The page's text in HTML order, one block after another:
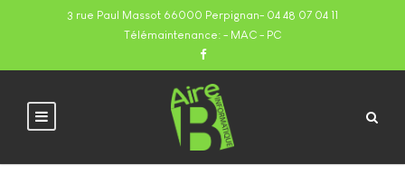
3 rue Paul Massot 66000 Perpignan- 04 48 07 04 11
Télémaintenance: - MAC - PC